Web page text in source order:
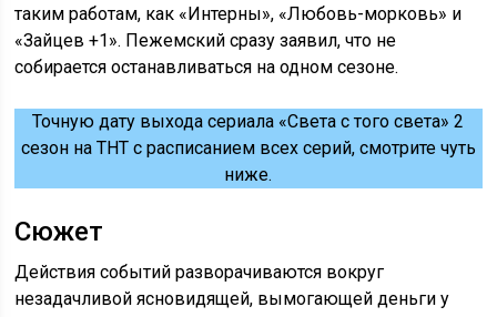
таким работам, как «Интерны», «Любовь-морковь» и
«Зайцев +1». Пежемский сразу заявил, что не
собирается останавливаться на одном сезоне.
Точную дату выхода сериала «Света с того света» 2
сезон на ТНТ с расписанием всех серий, смотрите чуть
ниже.
Сюжет
Действия событий разворачиваются вокруг
незадачливой ясновидящей, вымогающей деньги у